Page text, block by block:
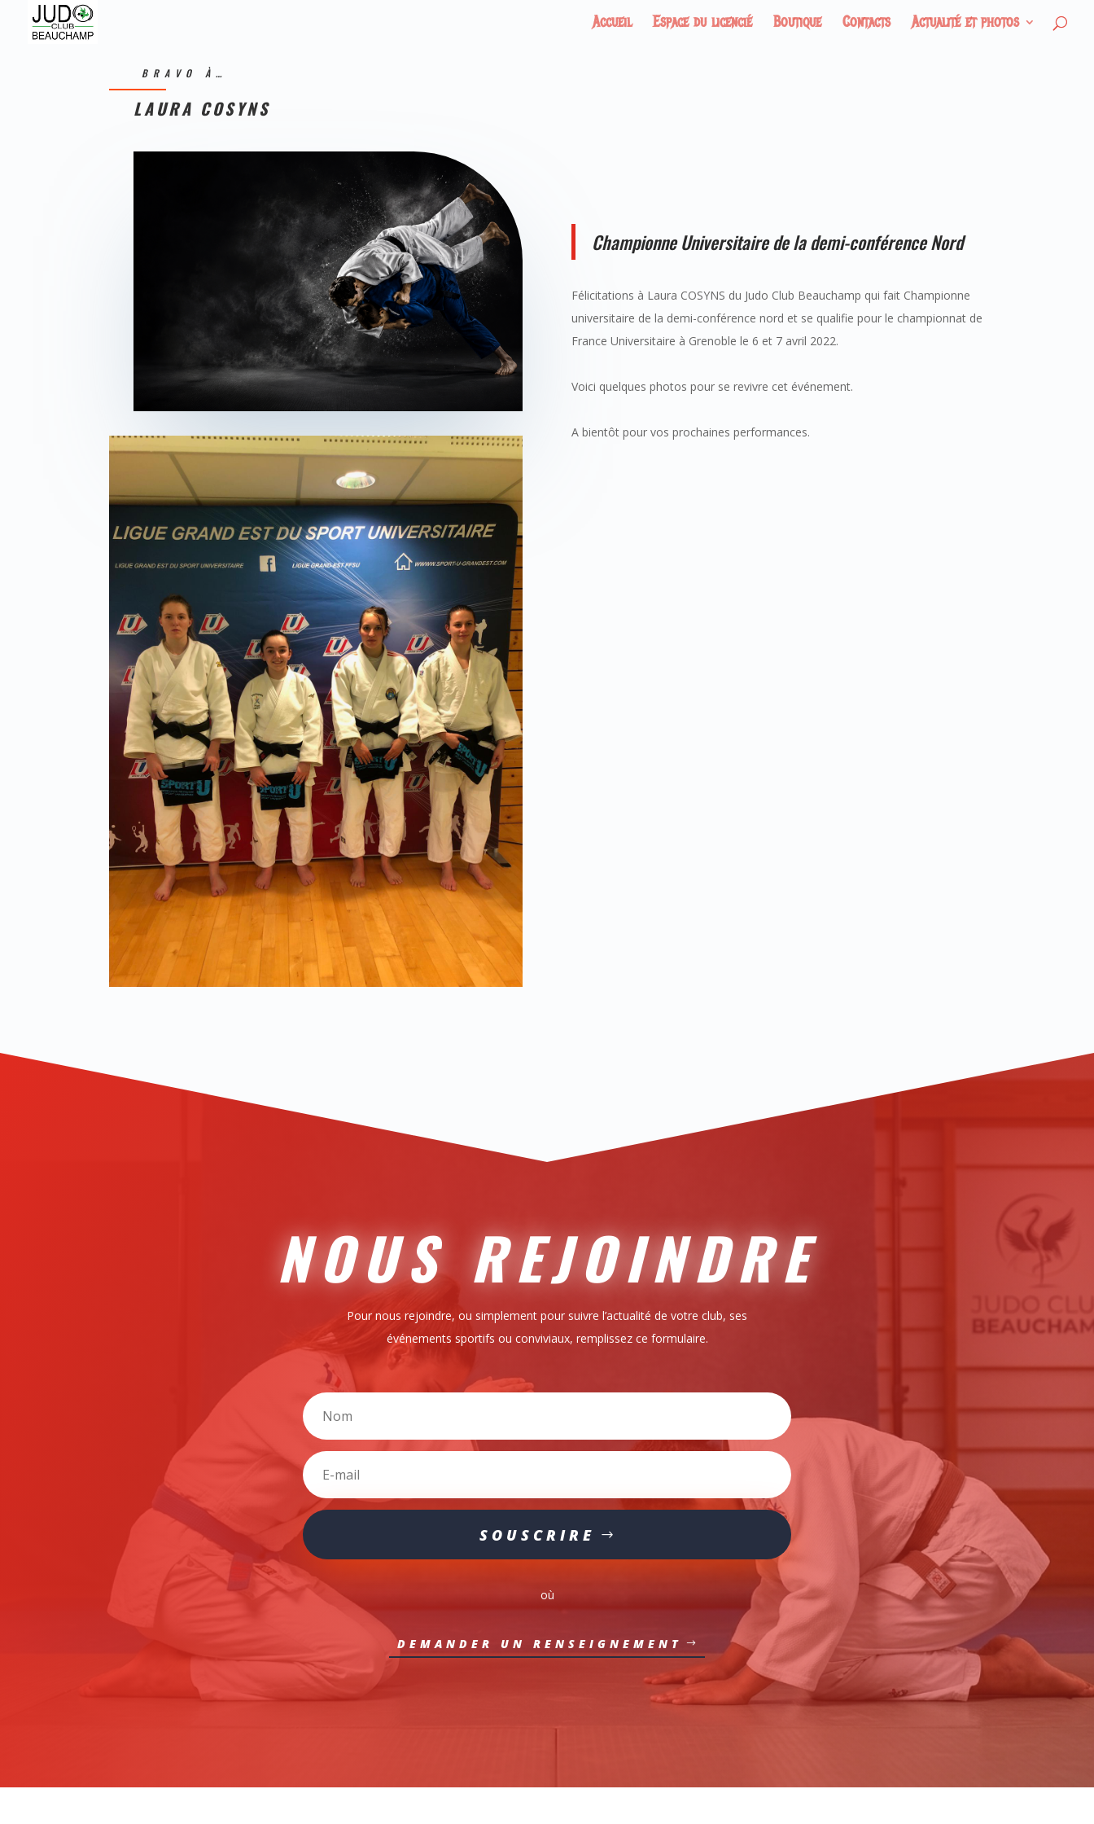
Accueil Espace du licencié Boutique Contacts Actualité et photos
BRAVO À…
LAURA COSYNS
Championne Universitaire de la demi-conférence Nord
Félicitations à Laura COSYNS du Judo Club Beauchamp qui fait Championne
universitaire de la demi-conférence nord et se qualifie pour le championnat de
France Universitaire à Grenoble le 6 et 7 avril 2022.
Voici quelques photos pour se revivre cet événement.
A bientôt pour vos prochaines performances.
NOUS REJOINDRE
Pour nous rejoindre, ou simplement pour suivre l’actualité de votre club, ses
événements sportifs ou conviviaux, remplissez ce formulaire.
SOUSCRIRE
où
DEMANDER UN RENSEIGNEMENT